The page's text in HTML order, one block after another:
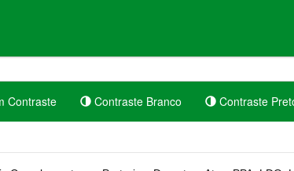
Contraste Contraste Branco Contraste